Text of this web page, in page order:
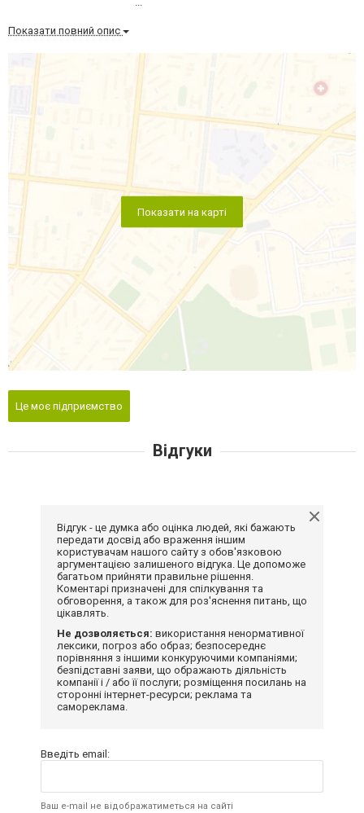
Показати повний опис
Показати на карті
Це моє підприємство
Відгуки
Відгук - це думка або оцінка людей, які бажають
передати досвід або враження іншим
користувачам нашого сайту з обов'язковою
аргументацією залишеного відгука. Це допоможе
багатьом прийняти правильне рішення.
Коментарі призначені для спілкування та
обговорення, а також для роз'яснення питань, що
цікавлять.
Не дозволяється: використання ненормативної
лексики, погроз або образ; безпосереднє
порівняння з іншими конкуруючими компаніями;
безпідставні заяви, що ображають діяльність
компанії і / або її послуги; розміщення посилань на
сторонні інтернет-ресурси; реклама та
самореклама.
Введіть email:
Ваш e-mail не відображатиметься на сайті